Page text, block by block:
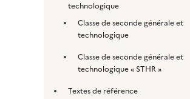
technologique
Classe de seconde générale et
technologique
Classe de seconde générale et
technologique « STHR »
Textes de référence